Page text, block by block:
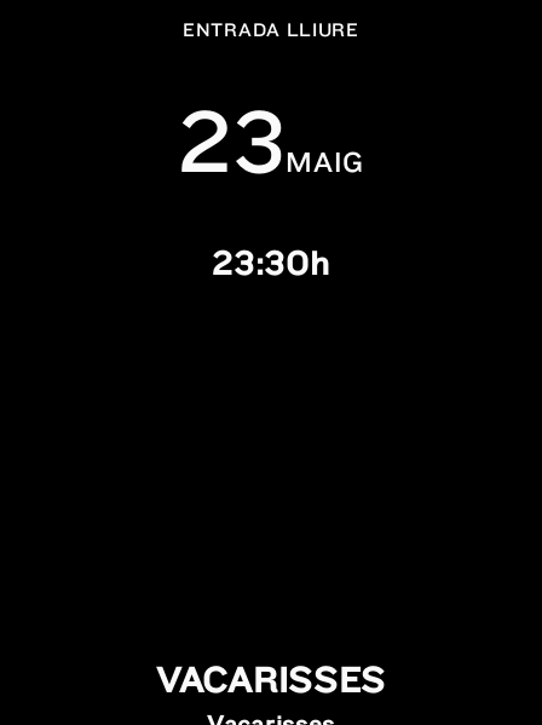
ENTRADA LLIURE
23MAIG
23:30h
VACARISSES